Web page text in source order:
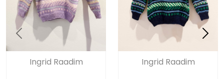
Ingrid Raadim Ingrid Raadim